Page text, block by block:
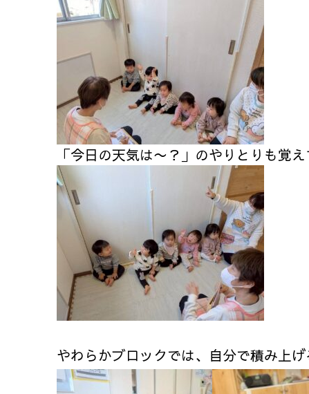
「今日の天気は〜？」のやりとりも覚
やわらかブロックでは、自分で積み上